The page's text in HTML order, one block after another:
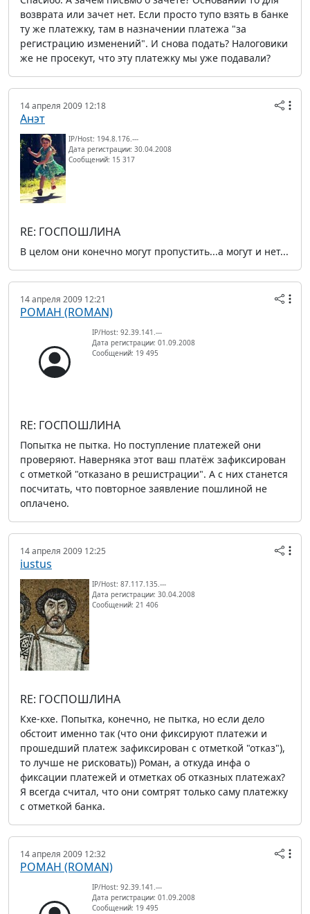
возврата или зачет нет. Если просто тупо взять в банке
ту же платежку, там в назначении платежа "за
регистрацию изменений". И снова подать? Налоговики
же не просекут, что эту платежку мы уже подавали?
14 апреля 2009 12:18
Анэт
IP/Host: 194.8.176.---
Дата регистрации: 30.04.2008
Сообщений: 15 317
RE: ГОСПОШЛИНА
В целом они конечно могут пропустить...а могут и нет...
14 апреля 2009 12:21
РОМАН (ROMAN)
IP/Host: 92.39.141.---
Дата регистрации: 01.09.2008
Сообщений: 19 495
RE: ГОСПОШЛИНА
Попытка не пытка. Но поступление платежей они
проверяют. Наверняка этот ваш платёж зафиксирован
с отметкой "отказано в решистрации". А с них станется
посчитать, что повторное заявление пошлиной не
оплачено.
14 апреля 2009 12:25
iustus
IP/Host: 87.117.135.---
Дата регистрации: 30.04.2008
Сообщений: 21 406
RE: ГОСПОШЛИНА
Кхе-кхе. Попытка, конечно, не пытка, но если дело
обстоит именно так (что они фиксируют платежи и
прошедший платеж зафиксирован с отметкой "отказ"),
то лучше не рисковать)) Роман, а откуда инфа о
фиксации платежей и отметках об отказных платежах?
Я всегда считал, что они сомтрят только саму платежку
с отметкой банка.
14 апреля 2009 12:32
РОМАН (ROMAN)
IP/Host: 92.39.141.---
Дата регистрации: 01.09.2008
Сообщений: 19 495